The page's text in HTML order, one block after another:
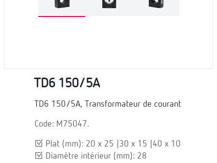
TD6 150/5A
TD6 150/5A, Transformateur de courant
Code: M75047.
Plat (mm): 20 x 25 |30 x 15 |40 x 10
Diamètre intérieur (mm): 28